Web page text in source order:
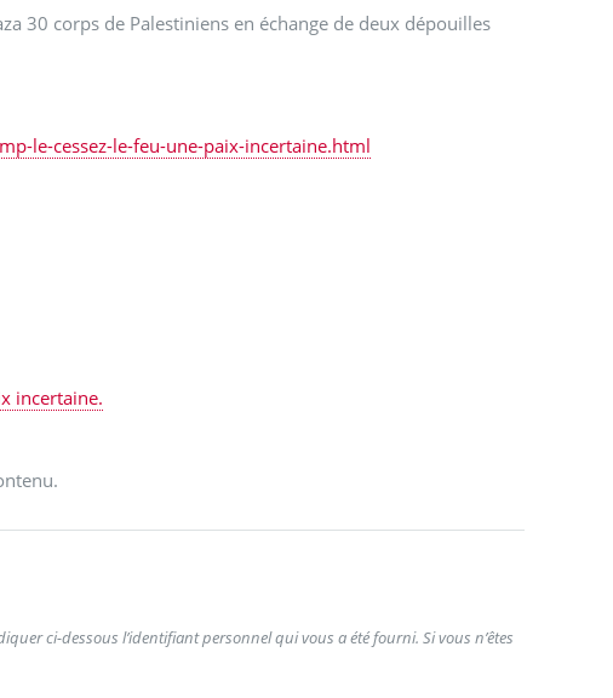
30 corps de Palestiniens en échange de deux dépouilles
le-cessez-le-feu-une-paix-incertaine.html
incertaine.
ci-dessous l’identifiant personnel qui vous a été fourni. Si vous n’êtes